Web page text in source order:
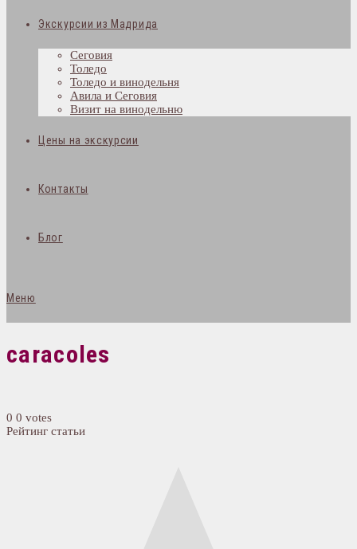
Экскурсии из Мадрида
Сеговия
Толедо
Толедо и винодельня
Авила и Сеговия
Визит на винодельню
Цены на экскурсии
Контакты
Блог
Меню
caracoles
0 0 votes
Рейтинг статьи